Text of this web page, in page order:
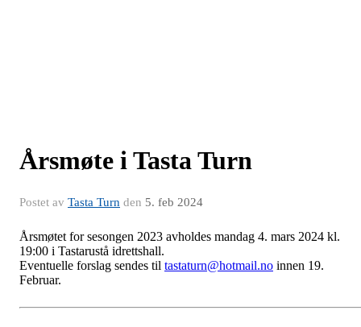
Årsmøte i Tasta Turn
Postet av Tasta Turn den 5. feb 2024
Årsmøtet for sesongen 2023 avholdes mandag 4. mars 2024 kl.
19:00 i Tastarustå idrettshall.
Eventuelle forslag sendes til tastaturn@hotmail.no innen 19.
Februar.